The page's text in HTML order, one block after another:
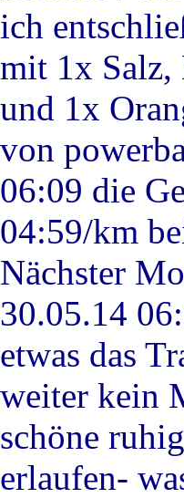
ich
mit 1x Salz,
und 1x
von
06:09 die
04:59/km
Nächster
30.05.14
etwas das
weiter kein
schöne
erlaufen-